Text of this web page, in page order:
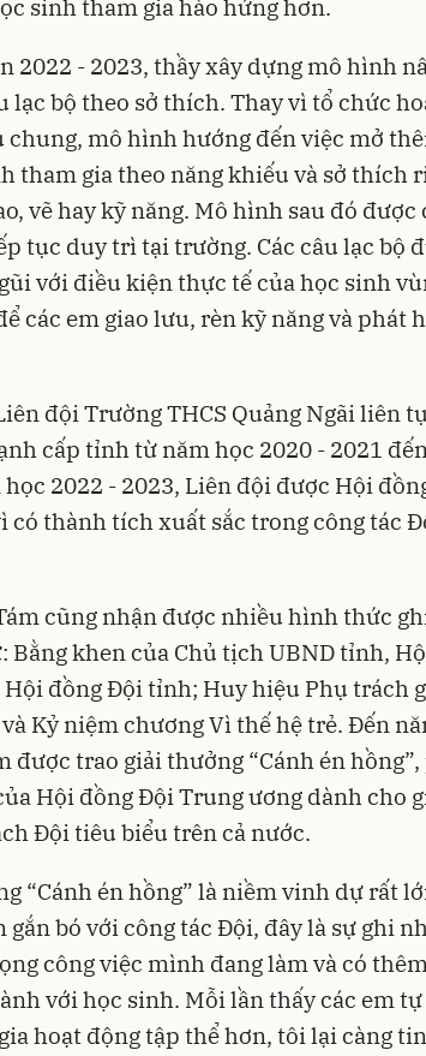
sinh tham gia hào hứng hơn.
2022 - 2023, thầy xây dựng mô hình
lạc bộ theo sở thích. Thay vì tổ chức
chung, mô hình hướng đến việc mở
tham gia theo năng khiếu và sở thích
vẽ hay kỹ năng. Mô hình sau đó được
tục duy trì tại trường. Các câu lạc bộ
với điều kiện thực tế của học sinh
các em giao lưu, rèn kỹ năng và phát
đội Trường THCS Quảng Ngãi liên
cấp tỉnh từ năm học 2020 - 2021
2022 - 2023, Liên đội được Hội
có thành tích xuất sắc trong công tác
cũng nhận được nhiều hình thức
Bằng khen của Chủ tịch UBND tỉnh,
đồng Đội tỉnh; Huy hiệu Phụ trách
Kỷ niệm chương Vì thế hệ trẻ. Đến
được trao giải thưởng “Cánh én
Hội đồng Đội Trung ương dành cho
Đội tiêu biểu trên cả nước.
“Cánh én hồng” là niềm vinh dự rất
bó với công tác Đội, đây là sự ghi
công việc mình đang làm và có
với học sinh. Mỗi lần thấy các em
hoạt động tập thể hơn, tôi lại càng